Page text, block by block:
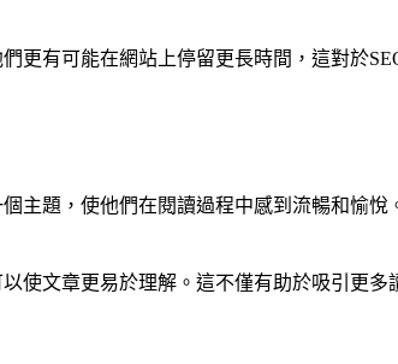
更有可能在網站上停留更長時間，這對於
主題，使他們在閱讀過程中感到流暢和愉
使文章更易於理解。這不僅有助於吸引更